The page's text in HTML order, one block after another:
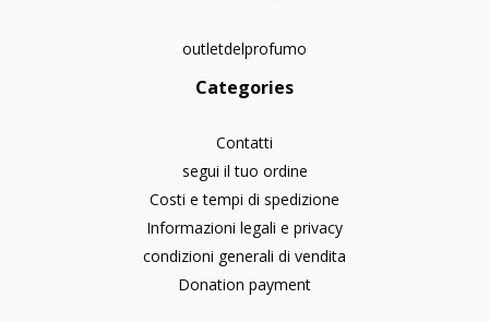
outletdelprofumo
Categories
Contatti
segui il tuo ordine
Costi e tempi di spedizione
Informazioni legali e privacy
condizioni generali di vendita
Donation payment